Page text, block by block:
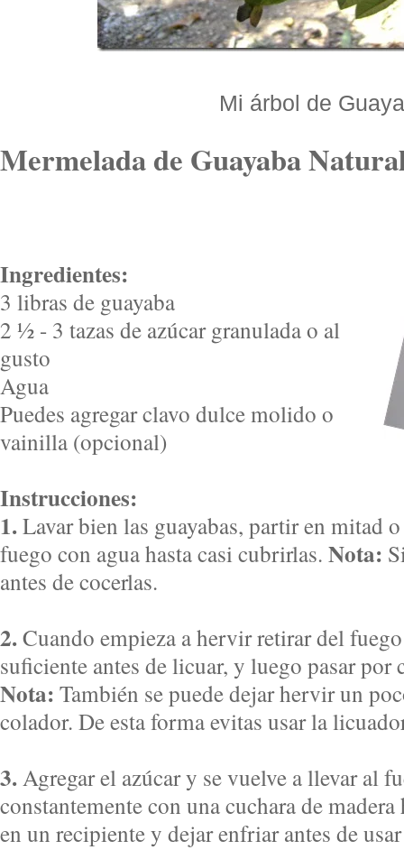
Mi árbol de
Mermelada de Guayaba
Ingredientes:
3 libras de guayaba
2 ½ - 3 tazas de azúcar granulada o al
gusto
Agua
Puedes agregar clavo dulce molido o
vainilla (opcional)
Instrucciones:
1.Lavar bien las guayabas, partir en mitad
fuego con agua hasta casi cubrirlas. Nota:
antes de cocerlas.
2.Cuando empieza a hervir retirar del
suficiente antes de licuar, y luego pasar por
Nota: También se puede dejar hervir un
colador. De esta forma evitas usar la
3.Agregar el azúcar y se vuelve a llevar al
constantemente con una cuchara de madera
en un recipiente y dejar enfriar antes de